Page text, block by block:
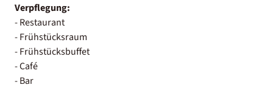
Verpflegung:
- Restaurant
- Frühstücksraum
- Frühstücksbuffet
- Café
- Bar